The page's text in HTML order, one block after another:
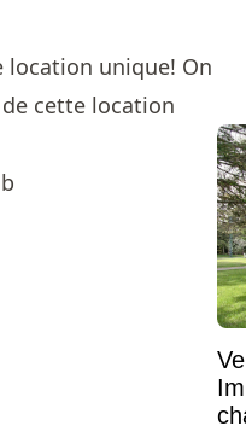
unique! On
cette location